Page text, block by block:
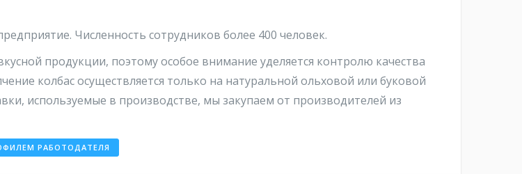
Численность сотрудников более 400 человек.
продукции, поэтому особое внимание уделяется контролю качества
колбас осуществляется только на натуральной ольховой или буковой
используемые в производстве, мы закупаем от производителей из
РАБОТОДАТЕЛЯ